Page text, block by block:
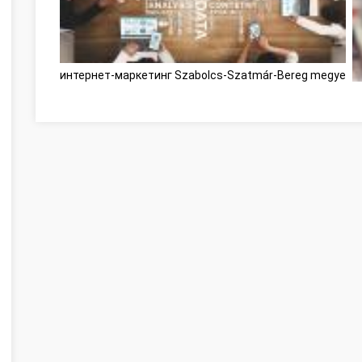
интернет-маркетинг Szabolcs-Szatmár-Bereg megye